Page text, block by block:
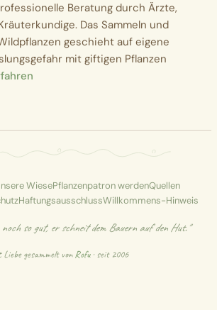
Beratung durch Ärzte,
Das Sammeln und
geschieht auf eigene
mit giftigen Pflanzen
WiesePflanzenpatron werdenQuellen
HaftungsausschlussWillkommens-Hinweis
so gut, er schneit dem Bauern auf den Hut."
gesammelt vonRofu· seit 2006